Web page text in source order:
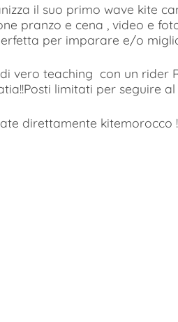
il suo primo wave kite
pranzo e cena , video e
per imparare e/o
vero teaching con un rider
limitati per seguire
direttamente kitemorocco !